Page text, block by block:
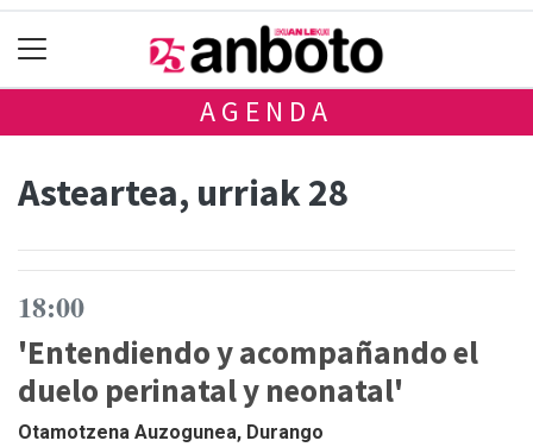
AGENDA
Asteartea, urriak 28
18:00
'Entendiendo y acompañando el
duelo perinatal y neonatal'
Otamotzena Auzogunea, Durango